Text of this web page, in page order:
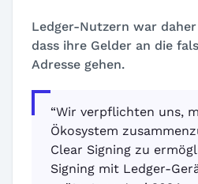
Ledger-Nutzern war
dass ihre Gelder an die
Adresse gehen.
“Wir verpflichten uns,
Ökosystem
Clear Signing zu
Signing mit Ledger-